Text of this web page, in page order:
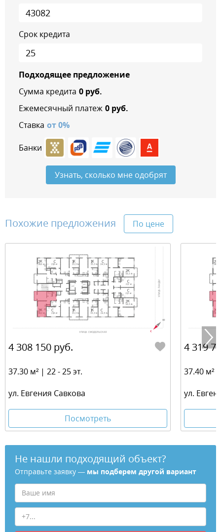
Срок кредита
Подходящее предложение
Сумма кредита 0руб.
Ежемесячный платеж 0руб.
Ставка от0%
Банки
Узнать, сколько мне одобрят
Похожие предложения По цене
4 308 150 руб.
37.30 м² | 22 - 25 эт.
ул. Евгения Савкова
Посмотреть
4 319
37.40 м²
ул.
Не нашли подходящий объект?
Отправьте заявку — мы подберем другой вариант